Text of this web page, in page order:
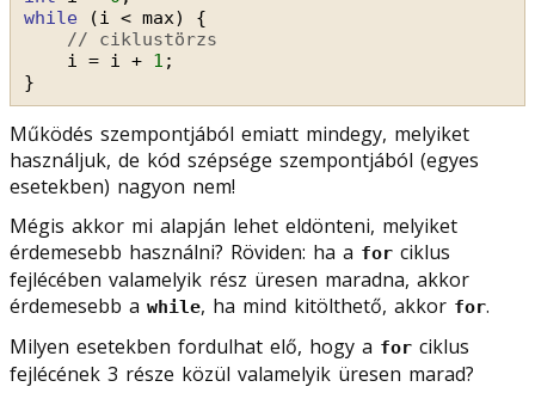
while
(i < max) {
// ciklustörzs
i = i + 1 ;
}
Működés szempontjából emiatt mindegy, melyiket
használjuk, de kód szépsége szempontjából (egyes
esetekben) nagyon nem!
Mégis akkor mi alapján lehet eldönteni, melyiket
érdemesebb használni? Röviden: ha a for ciklus
fejlécében valamelyik rész üresen maradna, akkor
érdemesebb a while, ha mind kitölthető, akkor for.
Milyen esetekben fordulhat elő, hogy a for ciklus
fejlécének 3 része közül valamelyik üresen marad?